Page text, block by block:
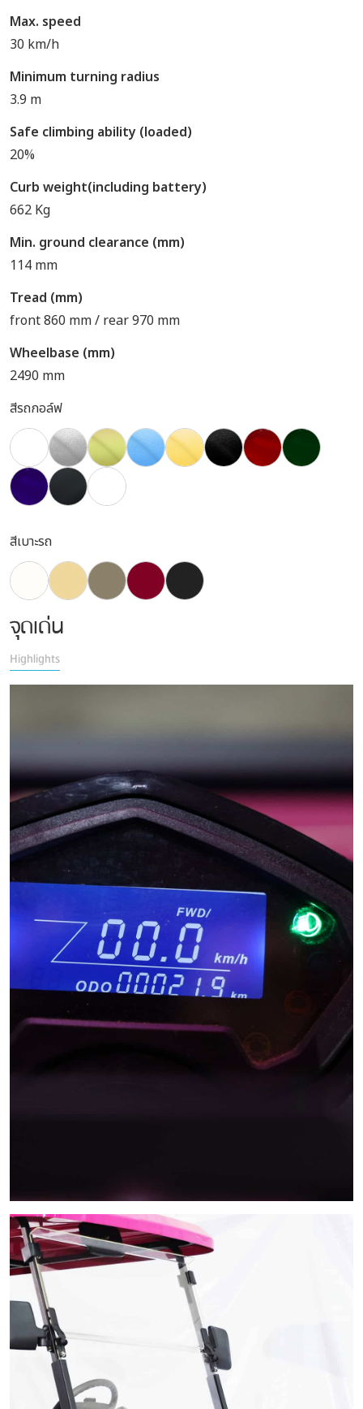
Max. speed
30 km/h
Minimum turning radius
3.9 m
Safe climbing ability (loaded)
20%
Curb weight(including battery)
662 Kg
Min. ground clearance (mm)
114 mm
Tread (mm)
front 860 mm / rear 970 mm
Wheelbase (mm)
2490 mm
สีรถกอล์ฟ
สีเบาะรถ
จุดเด่น
Highlights